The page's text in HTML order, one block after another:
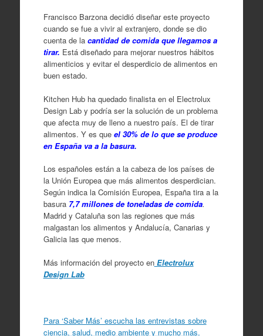
Francisco Barzona decidió diseñar este proyecto
cuando se fue a vivir al extranjero, donde se dio
cuenta de la cantidad de comida que llegamos a
tirar. Está diseñado para mejorar nuestros hábitos
alimenticios y evitar el desperdicio de alimentos en
buen estado.
Kitchen Hub ha quedado finalista en el Electrolux
Design Lab y podría ser la solución de un problema
que afecta muy de lleno a nuestro país. El de tirar
alimentos. Y es que el 30% de lo que se produce
en España va a la basura.
Los españoles están a la cabeza de los países de
la Unión Europea que más alimentos desperdician.
Según indica la Comisión Europea, España tira a la
basura 7,7 millones de toneladas de comida.
Madrid y Cataluña son las regiones que más
malgastan los alimentos y Andalucía, Canarias y
Galicia las que menos.
Más información del proyecto enElectrolux
Design Lab
Para ‘Saber Más’ escucha las entrevistas sobre
ciencia, salud, medio ambiente y mucho más.